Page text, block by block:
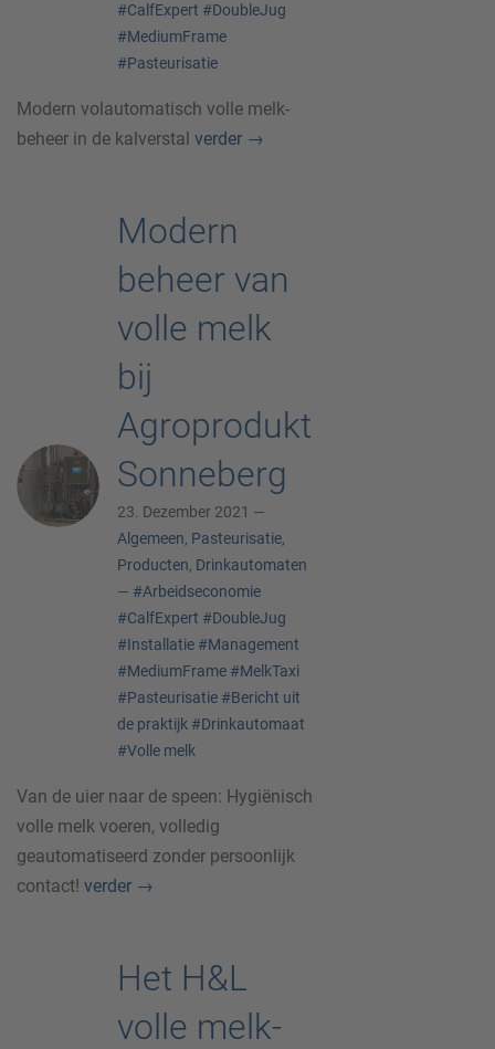
#CalfExpert #DoubleJug
#MediumFrame
#Pasteurisatie
Modern volautomatisch volle melk-
beheer in de kalverstal verder →
Modern
beheer van
volle melk
bij
Agroprodukt
Sonneberg
23. Dezember 2021 —
Algemeen, Pasteurisatie,
Producten, Drinkautomaten
— #Arbeidseconomie
#CalfExpert #DoubleJug
#Installatie #Management
#MediumFrame #MelkTaxi
#Pasteurisatie #Bericht uit
de praktijk #Drinkautomaat
#Volle melk
Van de uier naar de speen: Hygiënisch
volle melk voeren, volledig
geautomatiseerd zonder persoonlijk
contact! verder →
Het H&L
volle melk-